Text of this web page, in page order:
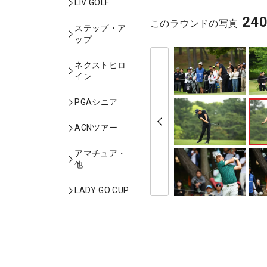
LIV GOLF
ステップ・ア
ップ
ネクストヒロ
イン
PGAシニア
ACNツアー
アマチュア・
他
LADY GO CUP
このラウンドの写真